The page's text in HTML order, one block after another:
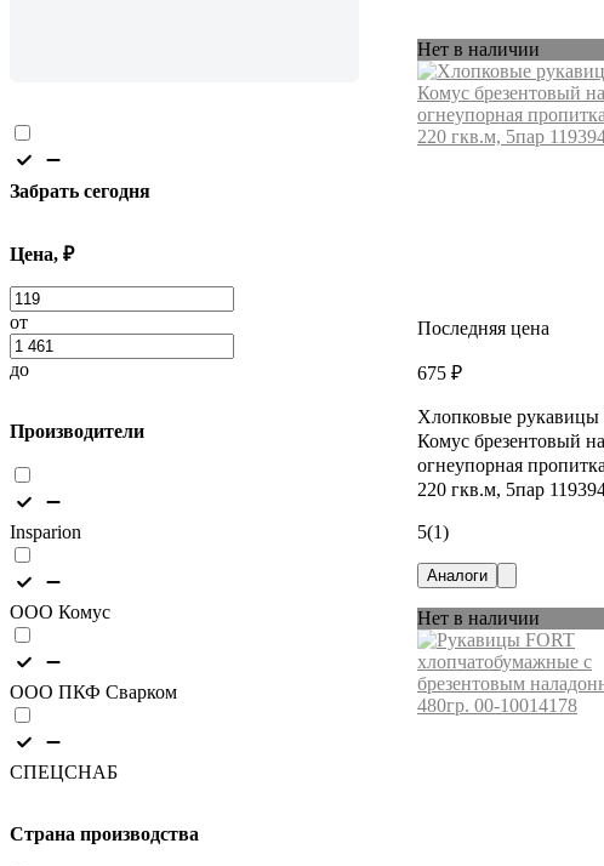
Забрать сегодня
Цена, ₽
от
до
Производители
Insparion
ООО Комус
ООО ПКФ Сварком
СПЕЦСНАБ
Страна производства
Нет в наличии
Последняя цена
675 ₽
Хлопковые
Комус брезентовый
огнеупорная
220 гкв.м, 5пар
5(1)
Аналоги
Нет в наличии